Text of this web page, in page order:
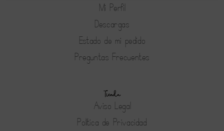
Mi Perfil
Descargas
Estado de mi pedido
Preguntas Frecuentes
Tienda
Aviso Legal
Política de Privacidad